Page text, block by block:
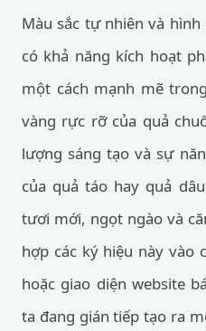
Màu sắc tự nhiên và
có khả năng kích hoạt
một cách mạnh mẽ
vàng rực rỡ của quả
lượng sáng tạo và sự
của quả táo hay quả
tươi mới, ngọt ngào và
hợp các ký hiệu này vào
hoặc giao diện website
ta đang gián tiếp tạo ra